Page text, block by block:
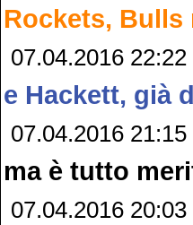
Rockets, Bulls
07.04.2016 22:22
e Hackett, già
07.04.2016 21:15
ma è tutto
07.04.2016 20:03